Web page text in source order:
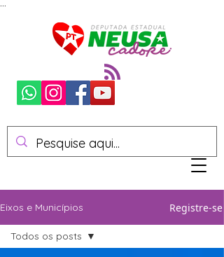
Eixos e Municípios Registre-se
Todos os posts